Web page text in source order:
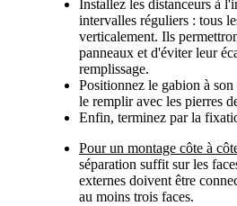
Installez les distanceurs à
intervalles réguliers : tous
verticalement. Ils
panneaux et d'éviter leur
remplissage.
Positionnez le gabion à
le remplir avec les pierres
Enfin, terminez par la
Pour un montage côte à
séparation suffit sur les
externes doivent être
au moins trois faces.